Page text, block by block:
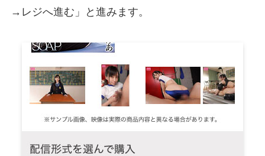
→レジへ進む」と進みます。